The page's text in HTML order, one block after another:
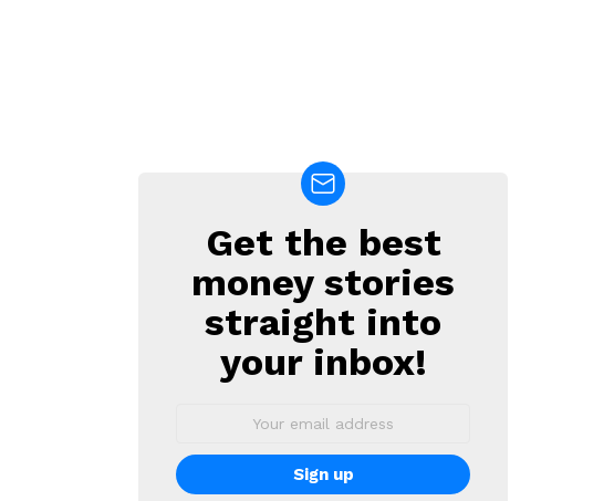
NEWSLETTER
Get the best
money stories
straight into
your inbox!